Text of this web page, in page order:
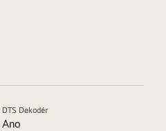
DTS Dekodér
Ano